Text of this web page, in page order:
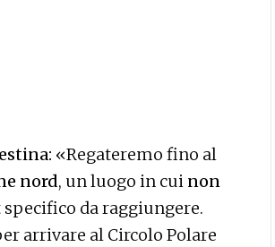
«Regateremo fino al
nord, un luogo in cui non
da raggiungere.
arrivare al Circolo Polare